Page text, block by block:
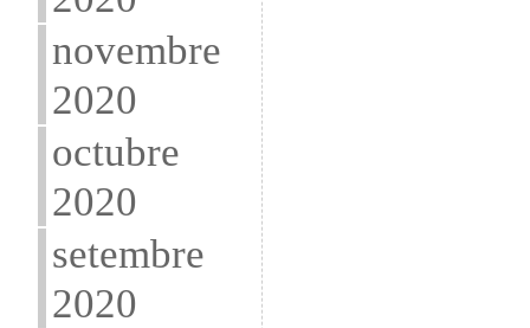
novembre
2020
octubre
2020
setembre
2020